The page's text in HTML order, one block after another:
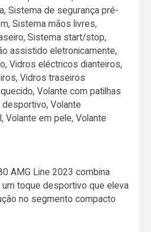
Sistema de segurança pré-
Sistema mãos livres,
Sistema start/stop,
assistido eletronicamente,
Vidros eléctricos dianteiros,
Vidros traseiros
Volante com patilhas
Volante
Volante em pele, Volante
AMG Line 2023 combina
um toque desportivo que eleva
no segmento compacto